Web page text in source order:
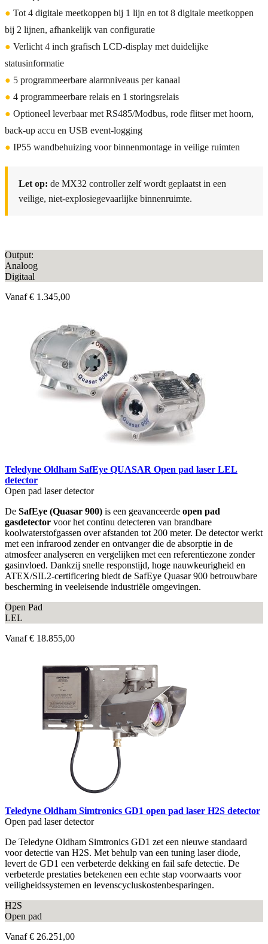
● Tot 4 digitale meetkoppen bij 1 lijn en tot 8 digitale meetkoppen
bij 2 lijnen, afhankelijk van configuratie
● Verlicht 4 inch grafisch LCD-display met duidelijke
statusinformatie
● 5 programmeerbare alarmniveaus per kanaal
● 4 programmeerbare relais en 1 storingsrelais
● Optioneel leverbaar met RS485/Modbus, rode flitser met hoorn,
back-up accu en USB event-logging
● IP55 wandbehuizing voor binnenmontage in veilige ruimten
Let op: de MX32 controller zelf wordt geplaatst in een
veilige, niet-explosiegevaarlijke binnenruimte.
Output:
Analoog
Digitaal
Vanaf € 1.345,00
Teledyne Oldham SafEye QUASAR Open pad laser LEL
detector
Open pad laser detector
De SafEye (Quasar 900) is een geavanceerde open pad
gasdetector voor het continu detecteren van brandbare
koolwaterstofgassen over afstanden tot 200 meter. De detector werkt
met een infrarood zender en ontvanger die de absorptie in de
atmosfeer analyseren en vergelijken met een referentiezone zonder
gasinvloed. Dankzij snelle responstijd, hoge nauwkeurigheid en
ATEX/SIL2-certificering biedt de SafEye Quasar 900 betrouwbare
bescherming in veeleisende industriële omgevingen.
Open Pad
LEL
Vanaf € 18.855,00
Teledyne Oldham Simtronics GD1 open pad laser H2S detector
Open pad laser detector
De Teledyne Oldham Simtronics GD1 zet een nieuwe standaard
voor detectie van H2S. Met behulp van een tuning laser diode,
levert de GD1 een verbeterde dekking en fail safe detectie. De
verbeterde prestaties betekenen een echte stap voorwaarts voor
veiligheidssystemen en levenscycluskostenbesparingen.
H2S
Open pad
Vanaf € 26.251,00